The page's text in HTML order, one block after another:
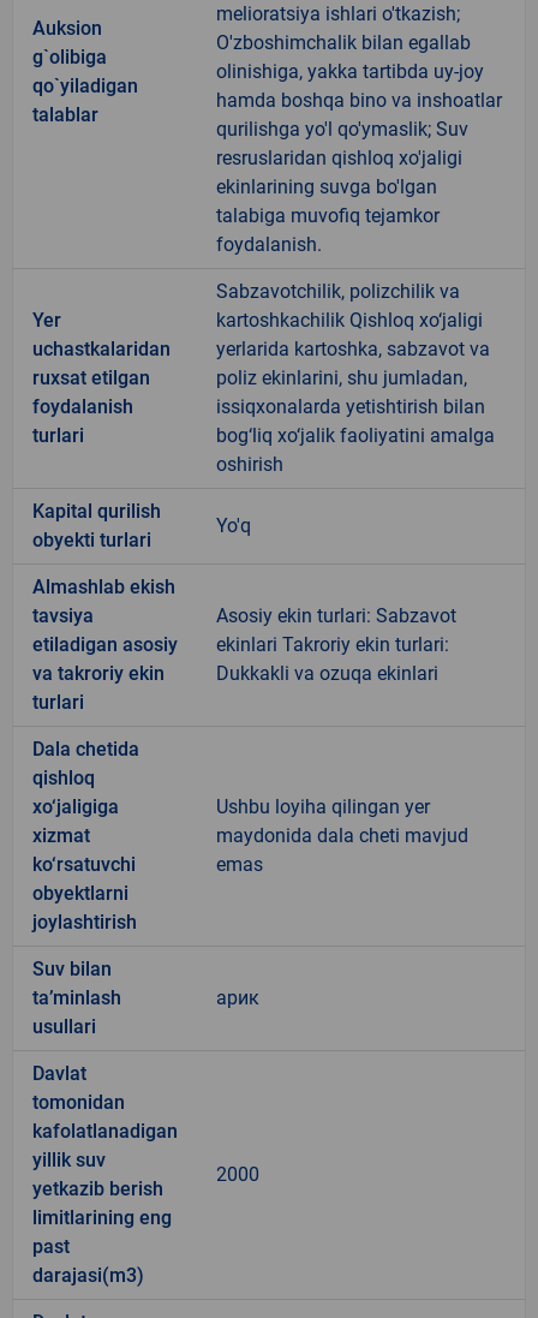
Auksion
g`olibiga
qo`yiladigan
talablar
melioratsiya ishlari o'tkazish;
O'zboshimchalik bilan egallab
olinishiga, yakka tartibda uy-joy
hamda boshqa bino va inshoatlar
qurilishga yo'l qo'ymaslik; Suv
resruslaridan qishloq xo'jaligi
ekinlarining suvga bo'lgan
talabiga muvofiq tejamkor
foydalanish.
Yer
uchastkalaridan
ruxsat etilgan
foydalanish
turlari
Sabzavotchilik, polizchilik va
kartoshkachilik Qishloq xo‘jaligi
yerlarida kartoshka, sabzavot va
poliz ekinlarini, shu jumladan,
issiqxonalarda yetishtirish bilan
bog‘liq xo‘jalik faoliyatini amalga
oshirish
Kapital qurilish
obyekti turlari
Yo'q
Almashlab ekish
tavsiya
etiladigan asosiy
va takroriy ekin
turlari
Asosiy ekin turlari: Sabzavot
ekinlari Takroriy ekin turlari:
Dukkakli va ozuqa ekinlari
Dala chetida
qishloq
xo‘jaligiga
xizmat
ko‘rsatuvchi
obyektlarni
joylashtirish
Ushbu loyiha qilingan yer
maydonida dala cheti mavjud
emas
Suv bilan
ta’minlash
usullari
арик
Davlat
tomonidan
kafolatlanadigan
yillik suv
yetkazib berish
limitlarining eng
past
darajasi(m3)
2000